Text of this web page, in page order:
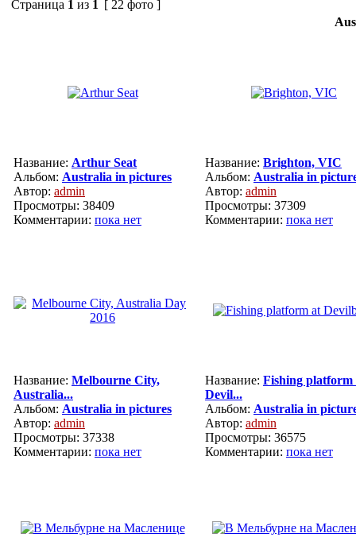
Страница 1 из 1 [ 22 фото ]
Название: Arthur Seat
Альбом: Australia in pictures
Автор: admin
Просмотры: 38409
Комментарии: пока нет
Название: Brighton, VIC
Альбом: Australia in
Автор: admin
Просмотры: 37309
Комментарии: пока нет
Название: Melbourne City,
Australia...
Альбом: Australia in pictures
Автор: admin
Просмотры: 37338
Комментарии: пока нет
Название: Fishing platform
Devil...
Альбом: Australia in
Автор: admin
Просмотры: 36575
Комментарии: пока нет